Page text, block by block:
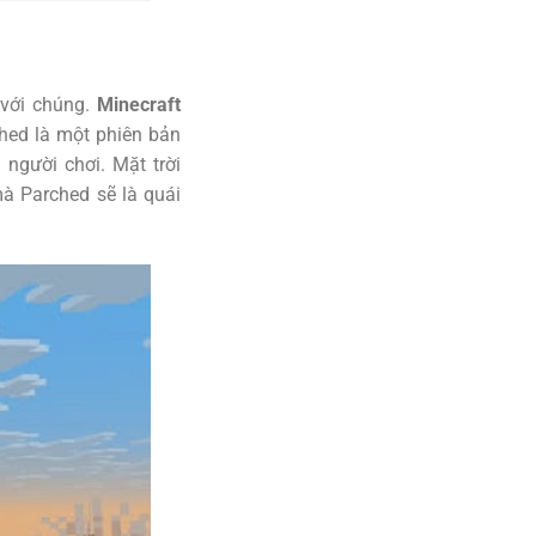
chúng. Minecraft
là một phiên bản
người chơi. Mặt trời
Parched sẽ là quái